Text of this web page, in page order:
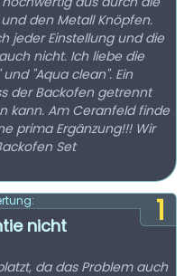
den Metall Knöpfen.
jeder Einstellung und die
nicht. Ich liebe die
"Aqua clean". Ein
der Backofen getrennt
kann. Am Ceranfeld finde
prima Ergänzung!!! Wir
Set
1
nicht
da das Problem auch